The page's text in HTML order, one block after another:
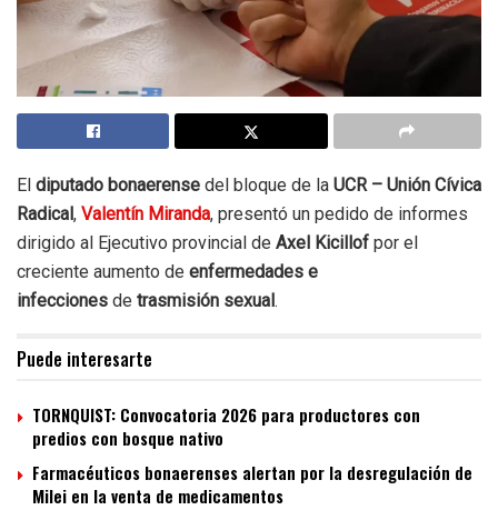
El diputado bonaerense del bloque de la UCR – Unión Cívica
Radical , Valentín Miranda, presentó un pedido de informes
dirigido al Ejecutivo provincial de Axel Kicillof por el
creciente aumento de enfermedades e
infecciones de trasmisión sexual .
Puede interesarte
TORNQUIST: Convocatoria 2026 para productores con
predios con bosque nativo
Farmacéuticos bonaerenses alertan por la desregulación de
Milei en la venta de medicamentos